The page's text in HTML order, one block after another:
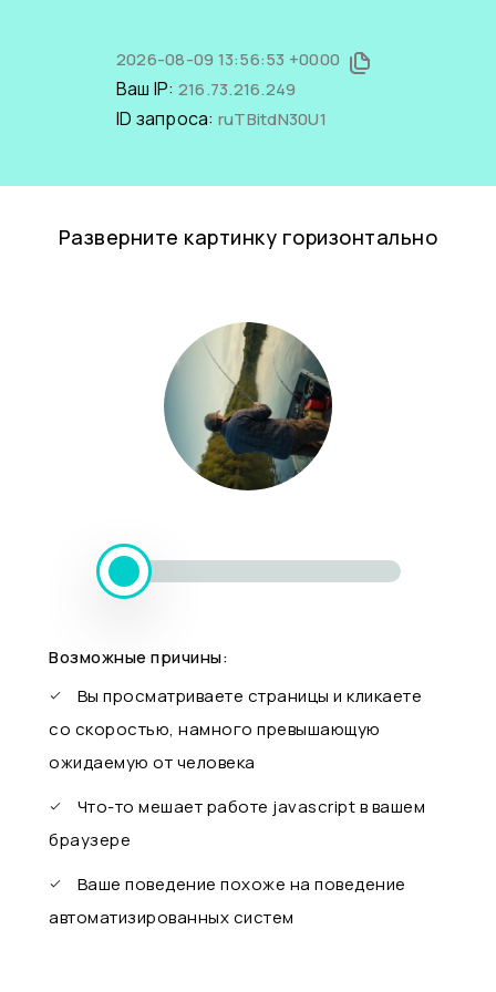
2026-08-09 13:56:53 +0000
Ваш IP: 216.73.216.249
ID запроса: ruTBitdN30U1
Разверните картинку горизонтально
Возможные причины:
Вы просматриваете страницы и кликаете
со скоростью, намного превышающую
ожидаемую от человека
Что-то мешает работе javascript в вашем
браузере
Ваше поведение похоже на поведение
автоматизированных систем